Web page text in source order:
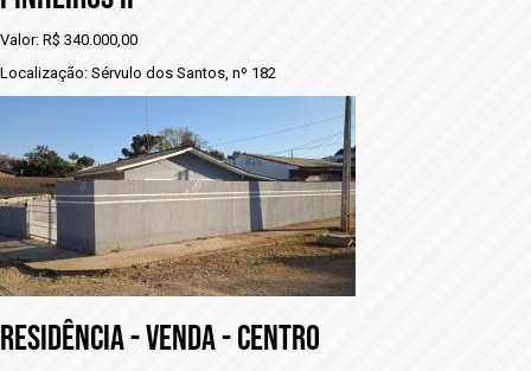
Valor: R$ 340.000,00
Localização: Sérvulo dos Santos, nº 182
RESIDÊNCIA - VENDA - CENTRO